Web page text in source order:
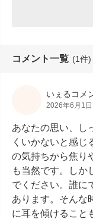
コメント一覧 (1件)
いぇるコメ
2026年6月1
あなたの思い、し
くいかないと感じ
の気持ちから焦り
も当然です。しか
でください。誰に
あります。そんな
に耳を傾けること